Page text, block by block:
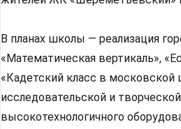
В планах школы — реализация
«Математическая вертикаль»,
«Кадетский класс в
исследовательской и
высокотехнологичного